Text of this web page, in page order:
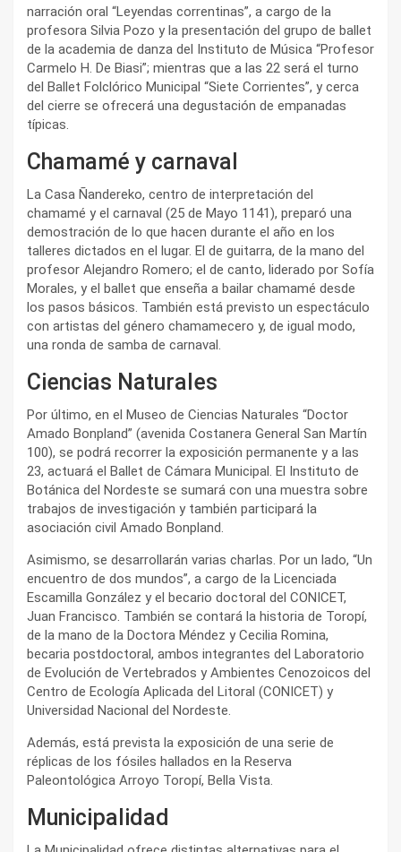
narración oral “Leyendas correntinas”, a cargo de la
profesora Silvia Pozo y la presentación del grupo de ballet
de la academia de danza del Instituto de Música “Profesor
Carmelo H. De Biasi”; mientras que a las 22 será el turno
del Ballet Folclórico Municipal “Siete Corrientes”, y cerca
del cierre se ofrecerá una degustación de empanadas
típicas.
Chamamé y carnaval
La Casa Ñandereko, centro de interpretación del
chamamé y el carnaval (25 de Mayo 1141), preparó una
demostración de lo que hacen durante el año en los
talleres dictados en el lugar. El de guitarra, de la mano del
profesor Alejandro Romero; el de canto, liderado por Sofía
Morales, y el ballet que enseña a bailar chamamé desde
los pasos básicos. También está previsto un espectáculo
con artistas del género chamamecero y, de igual modo,
una ronda de samba de carnaval.
Ciencias Naturales
Por último, en el Museo de Ciencias Naturales “Doctor
Amado Bonpland” (avenida Costanera General San Martín
100), se podrá recorrer la exposición permanente y a las
23, actuará el Ballet de Cámara Municipal. El Instituto de
Botánica del Nordeste se sumará con una muestra sobre
trabajos de investigación y también participará la
asociación civil Amado Bonpland.
Asimismo, se desarrollarán varias charlas. Por un lado, “Un
encuentro de dos mundos”, a cargo de la Licenciada
Escamilla González y el becario doctoral del CONICET,
Juan Francisco. También se contará la historia de Toropí,
de la mano de la Doctora Méndez y Cecilia Romina,
becaria postdoctoral, ambos integrantes del Laboratorio
de Evolución de Vertebrados y Ambientes Cenozoicos del
Centro de Ecología Aplicada del Litoral (CONICET) y
Universidad Nacional del Nordeste.
Además, está prevista la exposición de una serie de
réplicas de los fósiles hallados en la Reserva
Paleontológica Arroyo Toropí, Bella Vista.
Municipalidad